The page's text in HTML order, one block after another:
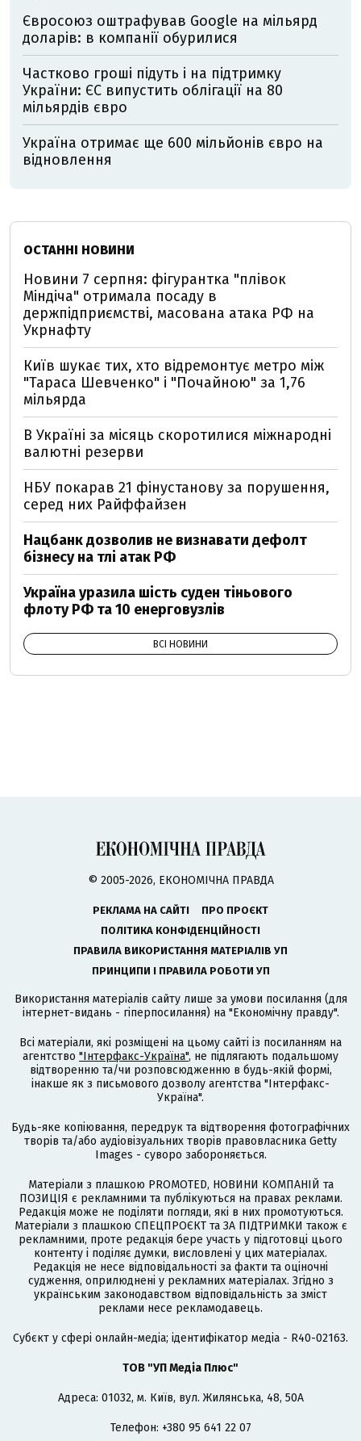
Євросоюз оштрафував Google на мільярд
доларів: в компанії обурилися
Частково гроші підуть і на підтримку
України: ЄС випустить облігації на 80
мільярдів євро
Україна отримає ще 600 мільйонів євро на
відновлення
ОСТАННІ НОВИНИ
Новини 7 серпня: фігурантка "плівок
Міндіча" отримала посаду в
держпідприємстві, масована атака РФ на
Укрнафту
Київ шукає тих, хто відремонтує метро між
"Тараса Шевченко" і "Почайною" за 1,76
мільярда
В Україні за місяць скоротилися міжнародні
валютні резерви
НБУ покарав 21 фінустанову за порушення,
серед них Райффайзен
Нацбанк дозволив не визнавати дефолт
бізнесу на тлі атак РФ
Україна уразила шість суден тіньового
флоту РФ та 10 енерговузлів
ВСІ НОВИНИ
© 2005-2026, ЕКОНОМІЧНА ПРАВДА
РЕКЛАМА НА САЙТІ
ПРО ПРОЄКТ
ПОЛІТИКА КОНФІДЕНЦІЙНОСТІ
ПРАВИЛА ВИКОРИСТАННЯ МАТЕРІАЛІВ УП
ПРИНЦИПИ І ПРАВИЛА РОБОТИ УП
Використання матеріалів сайту лише за умови посилання (для
інтернет-видань - гіперпосилання) на "Економічну правду".
Всі матеріали, які розміщені на цьому сайті із посиланням на
агентство "Інтерфакс-Україна", не підлягають подальшому
відтворенню та/чи розповсюдженню в будь-якій формі,
інакше як з письмового дозволу агентства "Інтерфакс-
Україна".
Будь-яке копіювання, передрук та відтворення фотографічних
творів та/або аудіовізуальних творів правовласника Getty
Images - суворо забороняється.
Матеріали з плашкою PROMOTED, НОВИНИ КОМПАНІЙ та
ПОЗИЦІЯ є рекламними та публікуються на правах реклами.
Редакція може не поділяти погляди, які в них промотуються.
Матеріали з плашкою СПЕЦПРОЄКТ та ЗА ПІДТРИМКИ також є
рекламними, проте редакція бере участь у підготовці цього
контенту і поділяє думки, висловлені у цих матеріалах.
Редакція не несе відповідальності за факти та оціночні
судження, оприлюднені у рекламних матеріалах. Згідно з
українським законодавством відповідальність за зміст
реклами несе рекламодавець.
Cубєкт у сфері онлайн-медіа; ідентифікатор медіа - R40-02163.
ТОВ "УП Медіа Плюс"
Адреса: 01032, м. Київ, вул. Жилянська, 48, 50А
Телефон: +380 95 641 22 07